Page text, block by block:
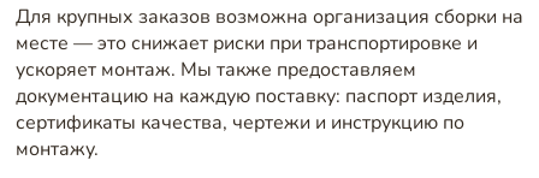
Для крупных заказов возможна организация сборки на
месте — это снижает риски при транспортировке и
ускоряет монтаж. Мы также предоставляем
документацию на каждую поставку: паспорт изделия,
сертификаты качества, чертежи и инструкцию по
монтажу.